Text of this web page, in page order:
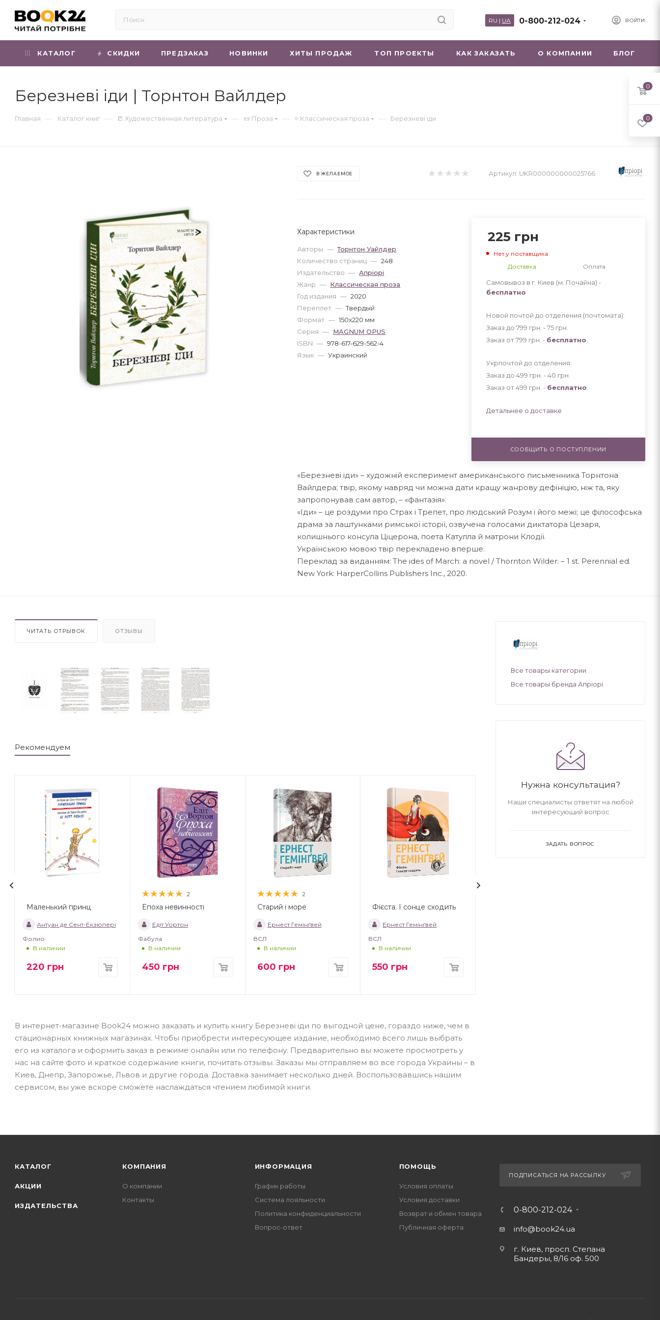
ВОЙТИ
0-800-212-024
RU | UA
КАТАЛОГ СКИДКИ ПРЕДЗАКАЗ НОВИНКИ ХИТЫ ПРОДАЖ ТОП ПРОЕКТЫ КАК ЗАКАЗАТЬ О КОМПАНИИ БЛОГ
Березневі іди | Торнтон Вайлдер
Главная — Каталог книг — 📒 Художественная литература — 📜 Проза — ⭐ Классическая проза — Березневі іди
В ЖЕЛАЕМОЕ Артикул: UKR000000000025766
Характеристики
Авторы — Торнтон Уайлдер
Количество страниц — 248
Издательство — Апріорі
Жанр — Классическая проза
Год издания — 2020
Переплет — Твердый
Формат — 150x220 мм
Серия — MAGNUM OPUS
ISBN — 978-617-629-562-4
Язык — Украинский
225 грн
Нет у поставщика
Доставка
Оплата
Самовывоз в г. Киев (м. Почайна) -
бесплатно
Новой почтой до отделения (почтомата):
Заказ до 799 грн. - 75 грн
Заказ от 799 грн. - бесплатно
Укрпочтой до отделения:
Заказ до 499 грн. - 40 грн
Заказ от 499 грн. - бесплатно
Детальнее о доставке
СООБЩИТЬ О ПОСТУПЛЕНИИ
«Березневі іди» – художній експеримент американського письменника Торнтона
Вайлдера; твір, якому навряд чи можна дати кращу жанрову дефініцію, ніж та, яку
запропонував сам автор, – «фантазія».
«Іди» – це роздуми про Страх і Трепет, про людський Розум і його межі; це філософська
драма за лаштунками римської історії, озвучена голосами диктатора Цезаря,
колишнього консула Ціцерона, поета Катулла й матрони Клодії.
Українською мовою твір перекладено вперше.
Переклад за виданням: The ides of March: a novel / Thornton Wilder. – 1 st. Perennial ed.
New York: HarperCollins Publishers Inc., 2020.
ЧИТАТЬ ОТРЫВОК ОТЗЫВЫ
Рекомендуем
Маленький принц
Антуан де Сент-Екзюпері
Фолио
В наличии
220 грн
2
Епоха невинності
Едіт Уортон
Фабула
В наличии
450 грн
2
Старий і море
Ернест Гемінґвей
ВСЛ
В наличии
600 грн
Фієста. І сонце сходить
Ернест Гемінґвей
ВСЛ
В наличии
550 грн
В интернет-магазине Book24 можно заказать и купить книгу Березневі іди по выгодной цене, гораздо ниже, чем в
стационарных книжных магазинах. Чтобы приобрести интересующее издание, необходимо всего лишь выбрать
его из каталога и оформить заказ в режиме онлайн или по телефону. Предварительно вы можете просмотреть у
нас на сайте фото и краткое содержание книги, почитать отзывы. Заказы мы отправляем во все города Украины – в
Киев, Днепр, Запорожье, Львов и другие города. Доставка занимает несколько дней. Воспользовавшись нашим
сервисом, вы уже вскоре сможете наслаждаться чтением любимой книги.
Все товары категории
Все товары бренда Апріорі
Нужна консультация?
Наши специалисты ответят на любой
интересующий вопрос
ЗАДАТЬ ВОПРОС
КАТАЛОГ
АКЦИИ
ИЗДАТЕЛЬСТВА
КОМПАНИЯ
О компании
Контакты
ИНФОРМАЦИЯ
График работы
Система лояльности
Политика конфиденциальности
Вопрос-ответ
ПОМОЩЬ
Условия оплаты
Условия доставки
Возврат и обмен товара
Публичная оферта
ПОДПИСАТЬСЯ НА РАССЫЛКУ
0-800-212-024
info@book24.ua
г. Киев, просп. Степана
Бандеры, 8/16 оф. 500
0
0